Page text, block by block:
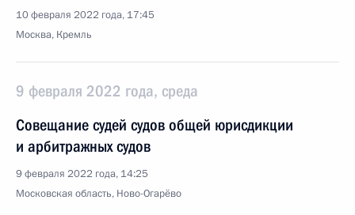
10 февраля 2022 года, 17:45
Москва, Кремль
9 февраля 2022 года, среда
Совещание судей судов общей юрисдикции
и арбитражных судов
9 февраля 2022 года, 14:25
Московская область, Ново-Огарёво